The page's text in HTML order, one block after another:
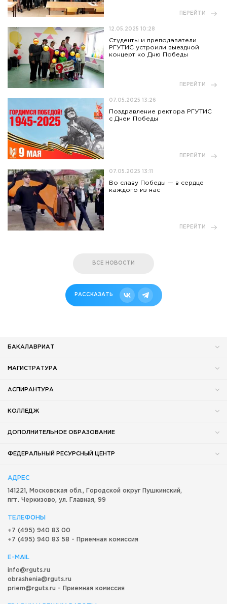
ПЕРЕЙТИ
12.05.2025 10:28
Студенты и преподаватели
РГУТИС устроили выездной
концерт ко Дню Победы
ПЕРЕЙТИ
07.05.2025 13:26
Поздравление ректора РГУТИС
с Днем Победы
ПЕРЕЙТИ
07.05.2025 13:11
Во славу Победы — в сердце
каждого из нас
ПЕРЕЙТИ
ВСЕ НОВОСТИ
РАССКАЗАТЬ
БАКАЛАВРИАТ
МАГИСТРАТУРА
АСПИРАНТУРА
КОЛЛЕДЖ
ДОПОЛНИТЕЛЬНОЕ ОБРАЗОВАНИЕ
ФЕДЕРАЛЬНЫЙ РЕСУРСНЫЙ ЦЕНТР
АДРЕС
141221, Московская обл., Городской округ Пушкинский,
пгт. Черкизово, ул. Главная, 99
ТЕЛЕФОНЫ
+7 (495) 940 83 00
+7 (495) 940 83 58 - Приемная комиссия
E-MAIL
info@rguts.ru
obrashenia@rguts.ru
priem@rguts.ru - Приемная комиссия